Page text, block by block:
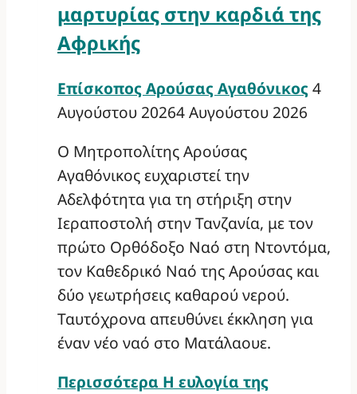
μαρτυρίας στην καρδιά της
Αφρικής
Επίσκοπος Αρούσας Αγαθόνικος 4
Αυγούστου 20264 Αυγούστου 2026
Ο Μητροπολίτης Αρούσας
Αγαθόνικος ευχαριστεί την
Αδελφότητα για τη στήριξη στην
Ιεραποστολή στην Τανζανία, με τον
πρώτο Ορθόδοξο Ναό στη Ντοντόμα,
τον Καθεδρικό Ναό της Αρούσας και
δύο γεωτρήσεις καθαρού νερού.
Ταυτόχρονα απευθύνει έκκληση για
έναν νέο ναό στο Ματάλαουε.
Περισσότερα Η ευλογία της